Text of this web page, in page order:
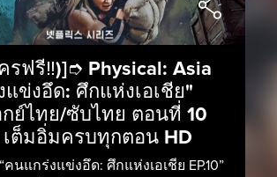
รฟรี‼️)]➮ Physical: Asia
ข่งอึด: ศึกแห่งเอเชีย"
กย์ไทย/ซับไทย ตอนที่ 10
ต็มอิ่มครบทุกตอน HD
นแกร่งแข่งอึด: ศึกแห่งเอเชีย EP.10”